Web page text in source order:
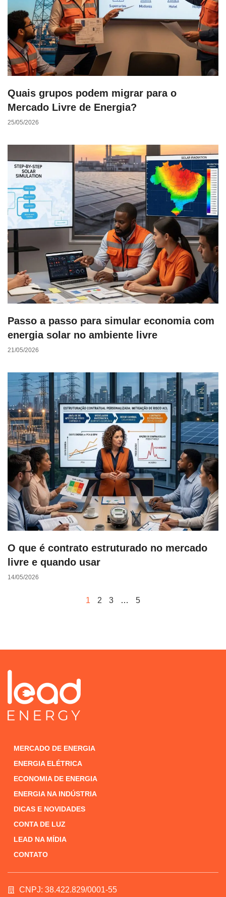
Quais grupos podem migrar para o
Mercado Livre de Energia?
25/05/2026
Passo a passo para simular economia com
energia solar no ambiente livre
21/05/2026
O que é contrato estruturado no mercado
livre e quando usar
14/05/2026
1 2 3 … 5
MERCADO DE ENERGIA
ENERGIA ELÉTRICA
ECONOMIA DE ENERGIA
ENERGIA NA INDÚSTRIA
DICAS E NOVIDADES
CONTA DE LUZ
LEAD NA MÍDIA
CONTATO
CNPJ: 38.422.829/0001-55